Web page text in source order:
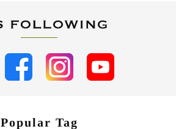
Popular Tag